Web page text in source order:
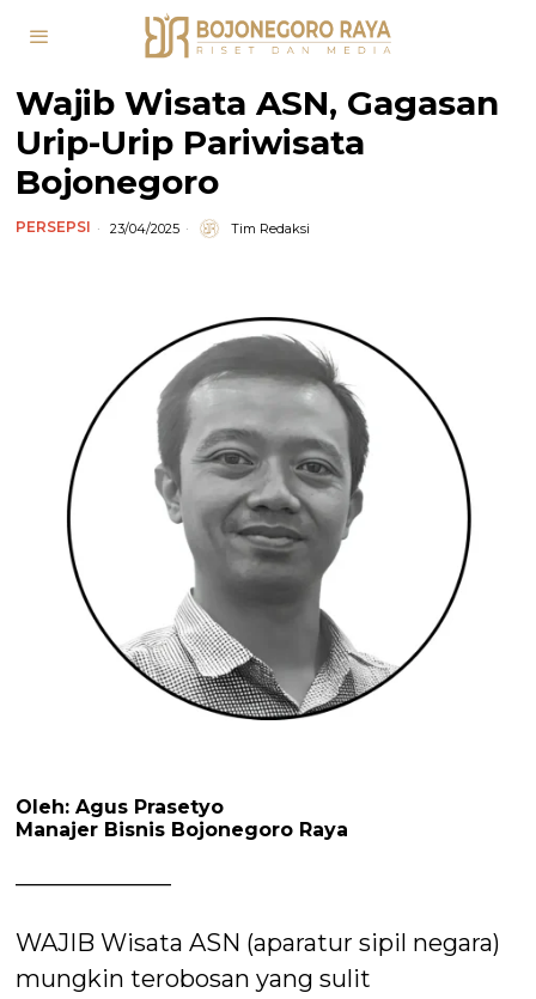
Wajib Wisata ASN, Gagasan
Urip-Urip Pariwisata
Bojonegoro
PERSEPSI 23/04/2025 Tim Redaksi
Oleh: Agus Prasetyo
Manajer Bisnis Bojonegoro Raya
——————–
WAJIB Wisata ASN (aparatur sipil negara)
mungkin terobosan yang sulit